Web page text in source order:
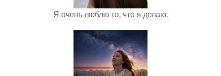
Я очень люблю то, что я делаю.